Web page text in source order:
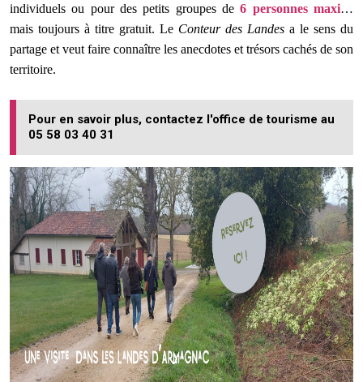
individuels ou pour des petits groupes de6 personnes maxi…
mais toujours à titre gratuit. Le Conteur des Landes a le sens du
partage et veut faire connaître les anecdotes et trésors cachés de son
territoire.
Pour en savoir plus, contactez l'office de tourisme au
05 58 03 40 31